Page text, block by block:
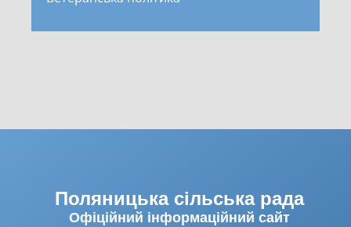
Поляницька сільська рада
Офіційний інформаційний сайт